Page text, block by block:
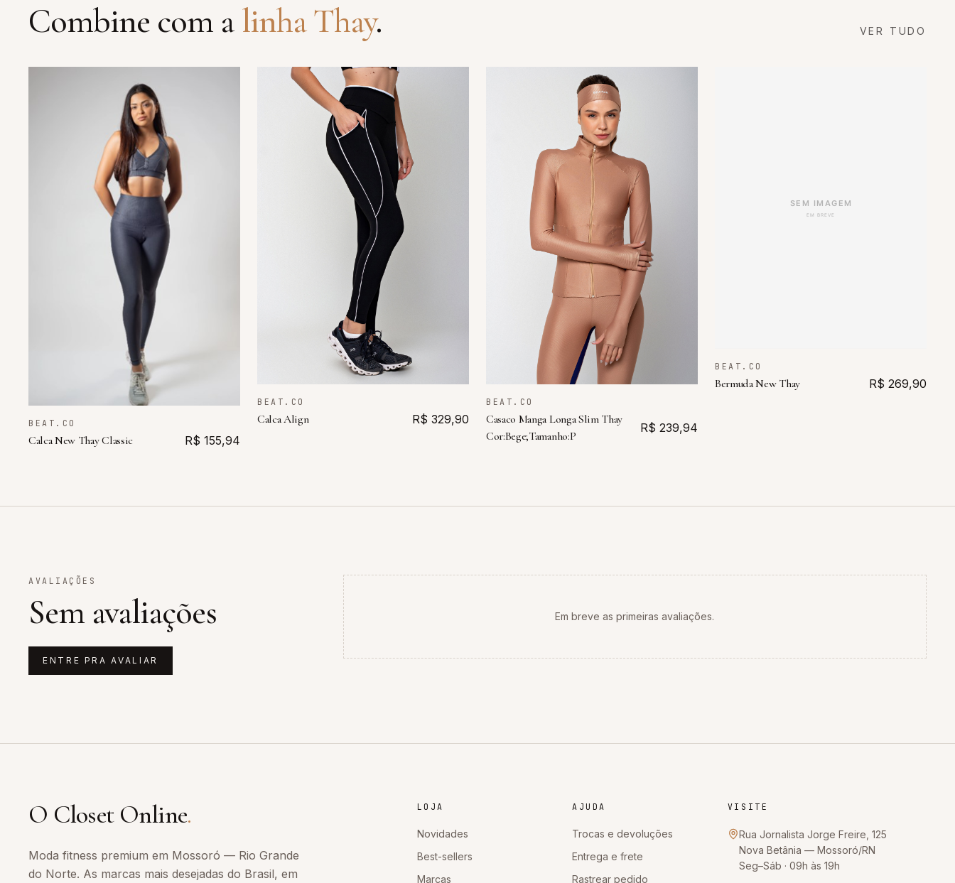
Combine com alinhaThay. VER TUDO
BEAT.CO
Calca New Thay Classic R$ 155,94
BEAT.CO
Calca Align R$ 329,90
BEAT.CO
Casaco Manga Longa Slim Thay
Cor:Bege;Tamanho:P
R$ 239,94
BEAT.CO
Bermuda New Thay R$ 269,90
AVALIAÇÕES
Sem avaliações
ENTRE PRA AVALIAR
Em breve as primeiras avaliações.
O Closet Online.
Moda fitness premium em Mossoró — Rio Grande
do Norte. As marcas mais desejadas do Brasil, em
LOJA
Novidades
Best-sellers
Marcas
AJUDA
Trocas e devoluções
Entrega e frete
Rastrear pedido
VISITE
Rua Jornalista Jorge Freire, 125
Nova Betânia — Mossoró/RN
Seg–Sáb · 09h às 19h